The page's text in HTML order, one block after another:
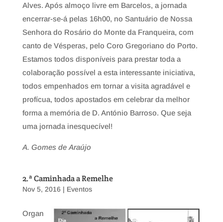
Alves. Após almoço livre em Barcelos, a jornada
encerrar-se-á pelas 16h00, no Santuário de Nossa
Senhora do Rosário do Monte da Franqueira, com
canto de Vésperas, pelo Coro Gregoriano do Porto.
Estamos todos disponíveis para prestar toda a
colaboração possível a esta interessante iniciativa,
todos empenhados em tornar a visita agradável e
profícua, todos apostados em celebrar da melhor
forma a memória de D. António Barroso. Que seja
uma jornada inesquecível!
A. Gomes de Araújo
2.ª Caminhada a Remelhe
Nov 5, 2016 | Eventos
Organ